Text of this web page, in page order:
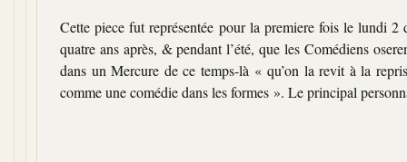
Cette piece fut représentée pour la premiere fois le lundi
quatre ans après, & pendant l’été, que les Comédiens
dans un Mercure de ce temps-là « qu’on la revit à la
comme une comédie dans les formes ». Le principal